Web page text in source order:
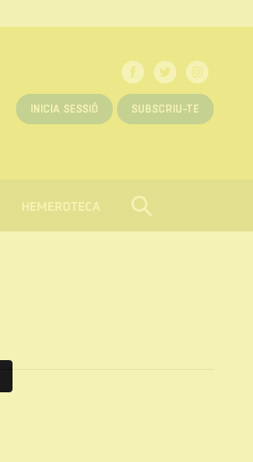
INICIA SESSIÓ SUBSCRIU-TE
HEMEROTECA CERCAR